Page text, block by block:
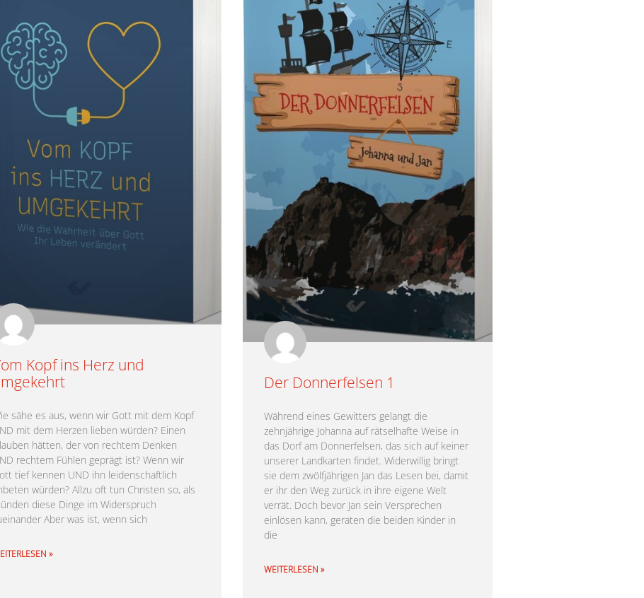
Kopf ins Herz und
sähe es aus, wenn wir Gott mit dem Kopf
mit dem Herzen lieben würden? Einen
hätten, der von rechtem Denken
rechtem Fühlen geprägt ist? Wenn wir
tief kennen UND ihn leidenschaftlich
würden? Allzu oft tun Christen so, als
diese Dinge im Widerspruch
Aber was ist, wenn sich
»
Der Donnerfelsen 1
Während eines Gewitters gelangt die
zehnjährige Johanna auf rätselhafte Weise in
das Dorf am Donnerfelsen, das sich auf keiner
unserer Landkarten findet. Widerwillig bringt
sie dem zwölfjährigen Jan das Lesen bei, damit
er ihr den Weg zurück in ihre eigene Welt
verrät. Doch bevor Jan sein Versprechen
einlösen kann, geraten die beiden Kinder in
die
WEITERLESEN »